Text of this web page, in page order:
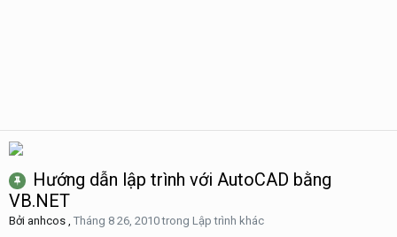
Hướng dẫn lập trình với AutoCAD bằng
VB.NET
Bởi anhcos , Tháng 8 26, 2010trong Lập trình khác